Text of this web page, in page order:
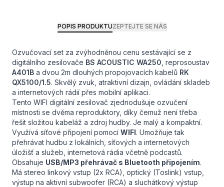
POPIS PRODUKTUZEPTEJTE SE NÁS
Ozvučovací set za zvýhodněnou cenu sestávající se z
digitálního zesilovače BS ACOUSTIC WA250 , reprosoustav
A401B a dvou 2m dlouhých propojovacích kabelů RK
QX5100/1.5. Skvělý zvuk, atraktivní dizajn, ovládání skladeb
a internetových rádií přes mobilní aplikaci.
Tento WIFI digitální zesilovač zjednodušuje ozvučení
místnosti se dvěma reproduktory, díky čemuž není třeba
řešit složitou kabeláž a zdroj hudby. Je malý a kompaktní.
Využívá síťové připojení pomocí WIFI. Umožňuje tak
přehrávat hudbu z lokálních, síťových a internetových
úložišť a služeb, internetová rádia včetně podcastů.
Obsahuje USB/MP3 přehrávač s Bluetooth připojením.
Má stereo linkový vstup (2x RCA), optický (Toslink) vstup,
výstup na aktivní subwoofer (RCA) a sluchátkový výstup